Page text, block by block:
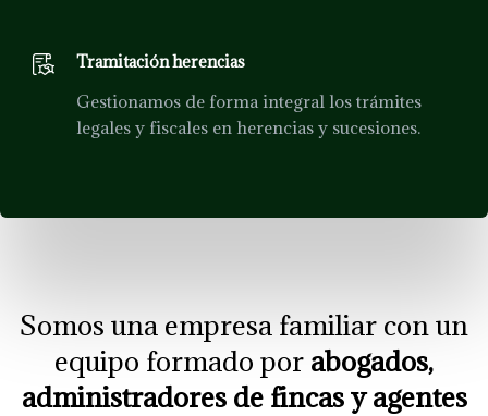
Tramitación herencias
Gestionamos de forma integral los trámites
legales y fiscales en herencias y sucesiones.
Somos una empresa familiar con un
equipo formado por abogados,
administradores de fincas y agentes